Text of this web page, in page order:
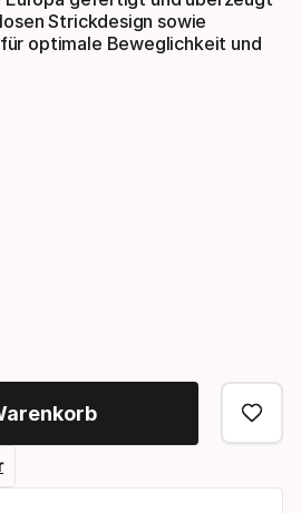
Strickdesign sowie
optimale Beweglichkeit und